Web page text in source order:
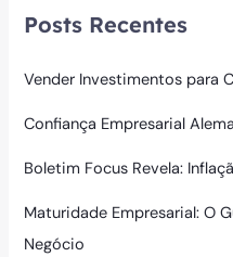
Posts Recentes
Vender Investimentos para
Confiança Empresarial
Boletim Focus Revela:
Maturidade Empresarial: O
Negócio